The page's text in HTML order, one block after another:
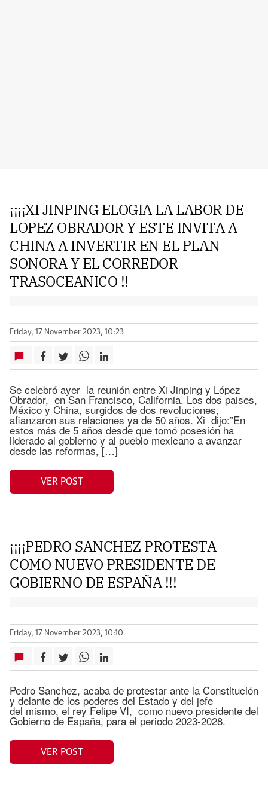
¡¡¡¡XI JINPING ELOGIA LA LABOR DE
LOPEZ OBRADOR Y ESTE INVITA A
CHINA A INVERTIR EN EL PLAN
SONORA Y EL CORREDOR
TRASOCEANICO !!
Friday, 17 November 2023, 10:23
Se celebró ayer la reunión entre Xi Jinping y López
Obrador, en San Francisco, California. Los dos paises,
México y China, surgidos de dos revoluciones,
afianzaron sus relaciones ya de 50 años. Xi dijo:”En
estos más de 5 años desde que tomó posesión ha
liderado al gobierno y al pueblo mexicano a avanzar
desde las reformas, […]
VER POST
¡¡¡¡PEDRO SANCHEZ PROTESTA
COMO NUEVO PRESIDENTE DE
GOBIERNO DE ESPAÑA !!!
Friday, 17 November 2023, 10:10
Pedro Sanchez, acaba de protestar ante la Constitución
y delante de los poderes del Estado y del jefe
del mismo, el rey Felipe VI, como nuevo presidente del
Gobierno de España, para el periodo 2023-2028.
VER POST